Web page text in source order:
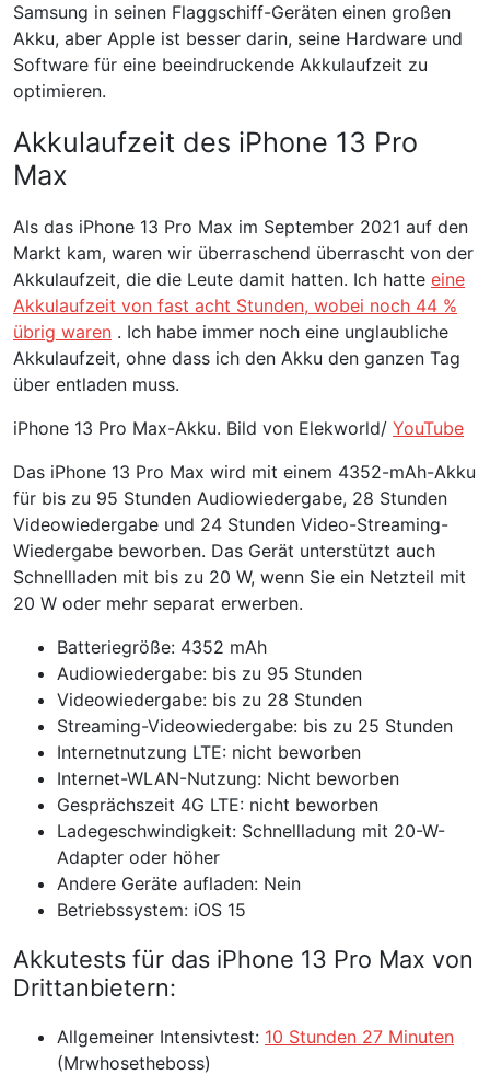
Samsung in seinen Flaggschiff-Geräten einen großen
Akku, aber Apple ist besser darin, seine Hardware und
Software für eine beeindruckende Akkulaufzeit zu
optimieren.
Akkulaufzeit des iPhone 13 Pro
Max
Als das iPhone 13 Pro Max im September 2021 auf den
Markt kam, waren wir überraschend überrascht von der
Akkulaufzeit, die die Leute damit hatten. Ich hatte eine
Akkulaufzeit von fast acht Stunden, wobei noch 44 %
übrig waren . Ich habe immer noch eine unglaubliche
Akkulaufzeit, ohne dass ich den Akku den ganzen Tag
über entladen muss.
iPhone 13 Pro Max-Akku. Bild von Elekworld/ YouTube
Das iPhone 13 Pro Max wird mit einem 4352-mAh-Akku
für bis zu 95 Stunden Audiowiedergabe, 28 Stunden
Videowiedergabe und 24 Stunden Video-Streaming-
Wiedergabe beworben. Das Gerät unterstützt auch
Schnellladen mit bis zu 20 W, wenn Sie ein Netzteil mit
20 W oder mehr separat erwerben.
Batteriegröße: 4352 mAh
Audiowiedergabe: bis zu 95 Stunden
Videowiedergabe: bis zu 28 Stunden
Streaming-Videowiedergabe: bis zu 25 Stunden
Internetnutzung LTE: nicht beworben
Internet-WLAN-Nutzung: Nicht beworben
Gesprächszeit 4G LTE: nicht beworben
Ladegeschwindigkeit: Schnellladung mit 20-W-
Adapter oder höher
Andere Geräte aufladen: Nein
Betriebssystem: iOS 15
Akkutests für das iPhone 13 Pro Max von
Drittanbietern:
Allgemeiner Intensivtest: 10 Stunden 27 Minuten
(Mrwhosetheboss)